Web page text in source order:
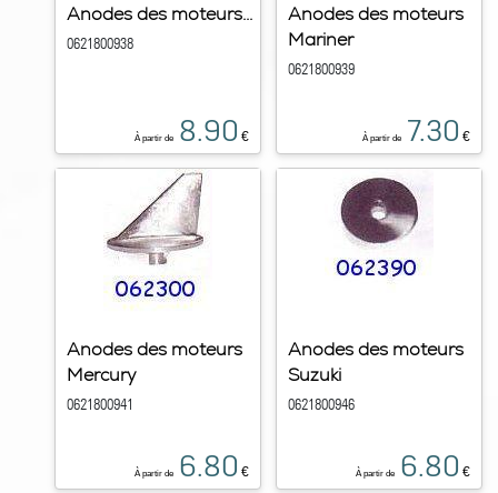
Anodes des moteurs...
0621800938
À partir de 8.90 €
Anodes des moteurs
Mariner
0621800939
À partir de 7.30 €
Anodes des moteurs
Mercury
0621800941
À partir de 6.80 €
Anodes des moteurs
Suzuki
0621800946
À partir de 6.80 €